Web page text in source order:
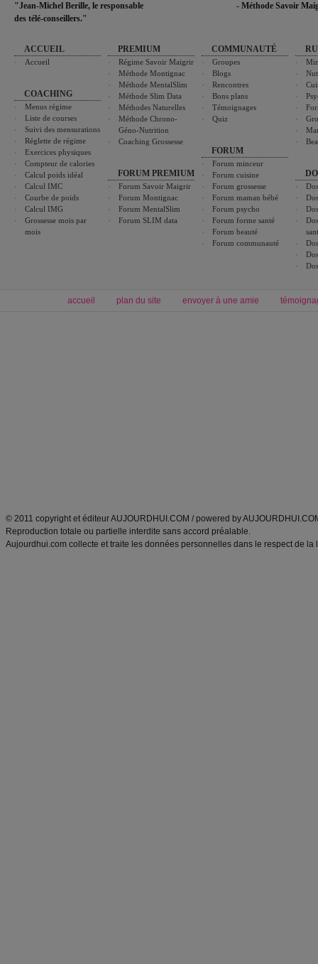
"Jean-Michel Berille, le responsable
des télé-conseillers."
- Méthode Savoir
ACCUEIL
Accueil
COACHING
Menus régime
Liste de courses
Suivi des mensurations
Réglette de régime
Exercices physiques
Compteur de calories
Calcul poids idéal
Calcul IMC
Courbe de poids
Calcul IMG
Grossesse mois par
mois
PREMIUM
Régime Savoir Maigrir
Méthode Montignac
Méthode MentalSlim
Méthode Slim Data
Méthodes Naturelles
Méthode Chrono-
Géno-Nutrition
Coaching Grossesse
FORUM PREMIUM
Forum Savoir Maigrir
Forum Montignac
Forum MentalSlim
Forum SLIM data
COMMUNAUTÉ
Groupes
Blogs
Rencontres
Bons plans
Témoignages
Quiz
FORUM
Forum minceur
Forum cuisine
Forum grossesse
Forum maman bébé
Forum psycho
Forum forme santé
Forum beauté
Forum communauté
accueil plan du site envoyer à une amie
© 2011 copyright et éditeur AUJOURDHUI.COM / powered by
Reproduction totale ou partielle interdite sans accord préalable.
Aujourdhui.com collecte et traite les données personnelles dans le respect de